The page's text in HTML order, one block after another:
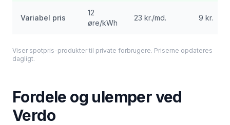
Variabel pris
12
øre/kWh
23 kr./md. 9 kr.
Viser spotpris-produkter til private forbrugere. Priserne opdateres
dagligt.
Fordele og ulemper ved
Verdo